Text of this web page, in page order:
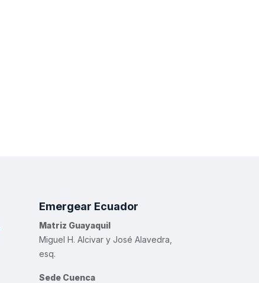
Emergear Ecuador
Matriz Guayaquil
Miguel H. Alcivar y José Alavedra,
esq.
Sede Cuenca